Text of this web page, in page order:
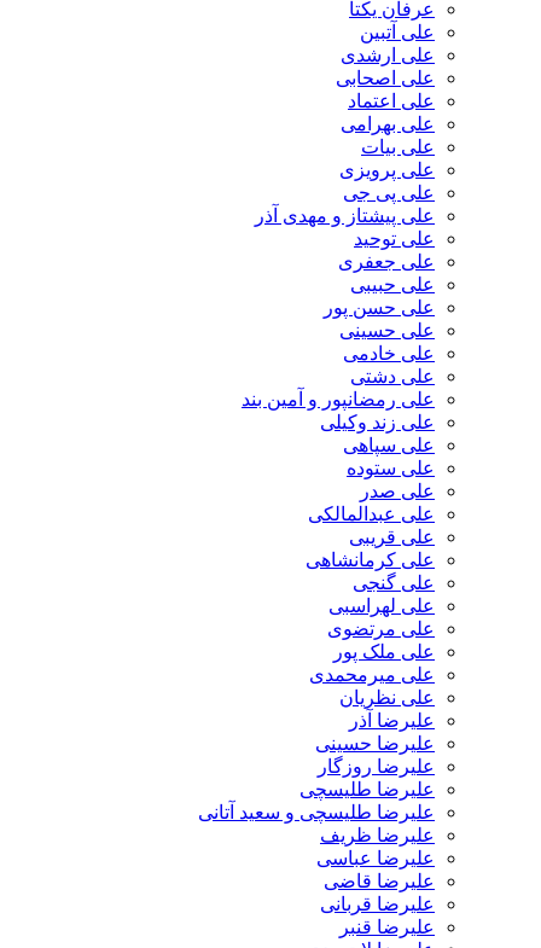
عرفان یکتا
علی آتبین
علی ارشدی
علی اصحابی
علی اعتماد
علی بهرامی
علی بیات
علی پرویزی
علی پی جی
علی پیشتاز و مهدی آذر
علی توحید
علی جعفری
علی حبیبی
علی حسن پور
علی حسینی
علی خادمی
علی دشتی
علی رمضانپور و آمین بند
علی زند وکیلی
علی سپاهی
علی ستوده
علی صدر
علی عبدالمالکی
علی قریبی
علی کرمانشاهی
علی گنجی
علی لهراسبی
علی مرتضوی
علی ملک پور
علی میرمحمدی
علی نظریان
علیرضا آذر
علیرضا حسینی
علیرضا روزگار
علیرضا طلیسچی
علیرضا طلیسچی و سعید آتانی
علیرضا ظریف
علیرضا عباسی
علیرضا قاضی
علیرضا قربانی
علیرضا قنبر